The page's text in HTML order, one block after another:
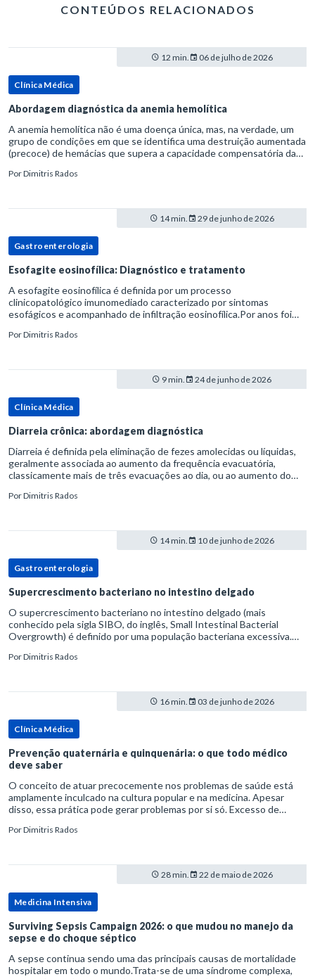
CONTEÚDOS RELACIONADOS
12 min. 06 de julho de 2026
Clínica Médica
Abordagem diagnóstica da anemia hemolítica
A anemia hemolítica não é uma doença única, mas, na verdade, um
grupo de condições em que se identifica uma destruição aumentada
(precoce) de hemácias que supera a capacidade compensatória da
PorDimitris Rados
14 min. 29 de junho de 2026
Gastroenterologia
Esofagite eosinofílica: Diagnóstico e tratamento
A esofagite eosinofílica é definida por um processo
clinicopatológico imunomediado caracterizado por sintomas
esofágicos e acompanhado de infiltração eosinofílica.Por anos foi
refluxo gastr
PorDimitris Rados
9 min. 24 de junho de 2026
Clínica Médica
Diarreia crônica: abordagem diagnóstica
Diarreia é definida pela eliminação de fezes amolecidas ou líquidas,
geralmente associada ao aumento da frequência evacuatória,
classicamente mais de três evacuações ao dia, ou ao aumento do
PorDimitris Rados
14 min. 10 de junho de 2026
Gastroenterologia
Supercrescimento bacteriano no intestino delgado
O supercrescimento bacteriano no intestino delgado (mais
conhecido pela sigla SIBO, do inglês, Small Intestinal Bacterial
Overgrowth) é definido por uma população bacteriana excessiva.
PorDimitris Rados
16 min. 03 de junho de 2026
Clínica Médica
Prevenção quaternária e quinquenária: o que todo médico
deve saber
O conceito de atuar precocemente nos problemas de saúde está
amplamente inculcado na cultura popular e na medicina. Apesar
disso, essa prática pode gerar problemas por si só. Excesso de
PorDimitris Rados
28 min. 22 de maio de 2026
Medicina Intensiva
Surviving Sepsis Campaign 2026: o que mudou no manejo da
sepse e do choque séptico
A sepse continua sendo uma das principais causas de mortalidade
hospitalar em todo o mundo.Trata-se de uma síndrome complexa,